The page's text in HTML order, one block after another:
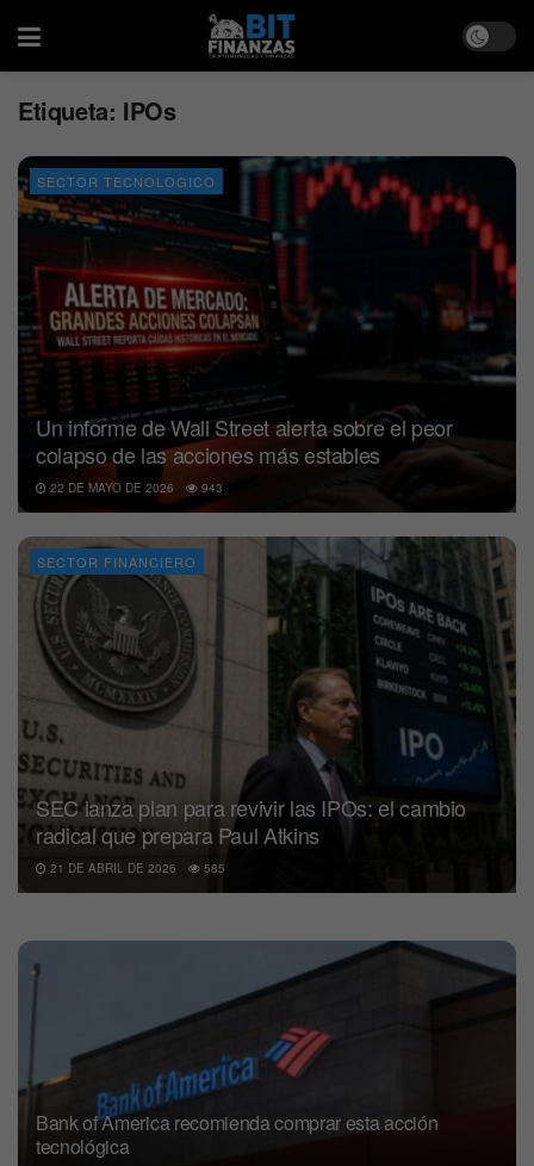
Etiqueta: IPOs
SECTOR TECNOLOGICO
Un informe de Wall Street alerta sobre el peor
colapso de las acciones más estables
22 DE MAYO DE 2026 943
SECTOR FINANCIERO
SEC lanza plan para revivir las IPOs: el cambio
radical que prepara Paul Atkins
21 DE ABRIL DE 2026 585
Bank of America recomienda comprar esta acción
tecnológica